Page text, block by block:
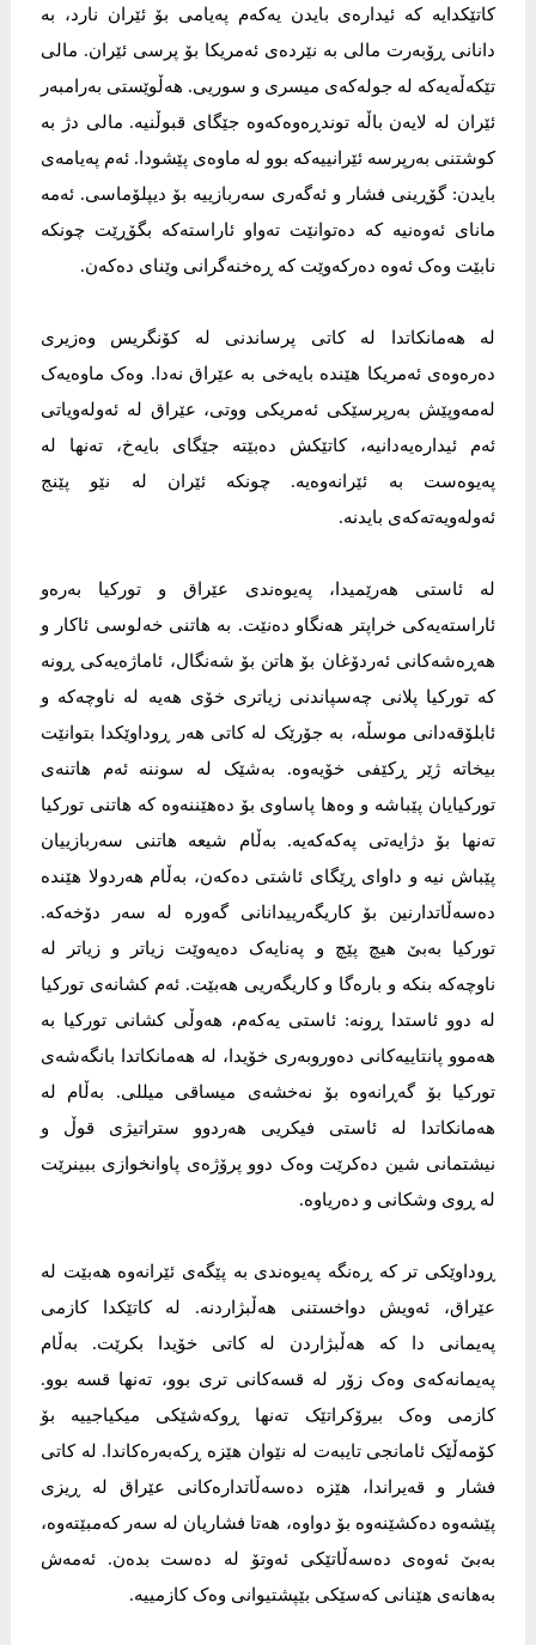
کاتێکدایە کە ئیدارەی بایدن یەکەم پەیامی بۆ ئێران نارد، بە
دانانی ڕۆبەرت مالی بە نێردەی ئەمریکا بۆ پرسی ئێران. مالی
تێکەڵەیەکە لە جولەکەی میسری و سوریی. هەڵوێستی بەرامبەر
ئێران لە لایەن باڵە توندڕەوەکەوە جێگای قبوڵنیە. مالی دژ بە
کوشتنی بەرپرسە ئێرانییەکە بوو لە ماوەی پێشودا. ئەم پەیامەی
بایدن: گۆڕینی فشار و ئەگەری سەربازییە بۆ دیپلۆماسی. ئەمە
مانای ئەوەنیە کە دەتوانێت تەواو ئاراستەکە بگۆڕێت چونکە
نابێت وەک ئەوە دەرکەوێت کە ڕەخنەگرانی وێنای دەکەن.
لە هەمانکاتدا لە کاتی پرساندنی لە کۆنگریس وەزیری
دەرەوەی ئەمریکا هێندە بایەخی بە عێراق نەدا. وەک ماوەیەک
لەمەوپێش بەرپرسێکی ئەمریکی ووتی، عێراق لە ئەولەویاتی
ئەم ئیدارەیەدانیە، کاتێکش دەبێتە جێگای بایەخ، تەنها لە
پەیوەست بە ئێرانەوەیە. چونکە ئێران لە نێو پێنج
ئەولەویەتەکەی بایدنە.
لە ئاستی هەرێمیدا، پەیوەندی عێراق و تورکیا بەرەو
ئاراستەیەکی خراپتر هەنگاو دەنێت. بە هاتنی خەلوسی ئاکار و
هەڕەشەکانی ئەردۆغان بۆ هاتن بۆ شەنگال، ئاماژەیەکی ڕونە
کە تورکیا پلانی چەسپاندنی زیاتری خۆی هەیە لە ناوچەکە و
ئابلۆقەدانی موسڵە، بە جۆرێک لە کاتی هەر ڕوداوێکدا بتوانێت
بیخاتە ژێر ڕکێفی خۆیەوە. بەشێک لە سوننە ئەم هاتنەی
تورکیایان پێباشە و وەها پاساوی بۆ دەهێننەوە کە هاتنی تورکیا
تەنها بۆ دژایەتی پەکەکەیە. بەڵام شیعە هاتنی سەربازییان
پێباش نیە و داوای ڕێگای ئاشتی دەکەن، بەڵام هەردولا هێندە
دەسەڵاتدارنین بۆ کاریگەرییدانانی گەورە لە سەر دۆخەکە.
تورکیا بەبێ هیچ پێچ و پەنایەک دەیەوێت زیاتر و زیاتر لە
ناوچەکە بنکە و بارەگا و کاریگەریی هەبێت. ئەم کشانەی تورکیا
لە دوو ئاستدا ڕونە: ئاستی یەکەم، هەوڵی کشانی تورکیا بە
هەموو پانتاییەکانی دەوروبەری خۆیدا، لە هەمانکاتدا بانگەشەی
تورکیا بۆ گەڕانەوە بۆ نەخشەی میساقی میللی. بەڵام لە
هەمانکاتدا لە ئاستی فیکریی هەردوو ستراتیژی قوڵ و
نیشتمانی شین دەکرێت وەک دوو پرۆژەی پاوانخوازی ببینرێت
لە ڕوی وشکانی و دەریاوە.
ڕوداوێکی تر کە ڕەنگە پەیوەندی بە پێگەی ئێرانەوە هەبێت لە
عێراق، ئەویش دواخستنی هەڵبژاردنە. لە کاتێکدا کازمی
پەیمانی دا کە هەڵبژاردن لە کاتی خۆیدا بکرێت. بەڵام
پەیمانەکەی وەک زۆر لە قسەکانی تری بوو، تەنها قسە بوو.
کازمی وەک بیرۆکراتێک تەنها ڕوکەشێکی میکیاجییە بۆ
کۆمەڵێک ئامانجی تایبەت لە نێوان هێزە ڕکەبەرەکاندا. لە کاتی
فشار و قەیراندا، هێزە دەسەڵاتدارەکانی عێراق لە ڕیزی
پێشەوە دەکشێنەوە بۆ دواوە، هەتا فشاریان لە سەر کەمبێتەوە،
بەبێ ئەوەی دەسەڵاتێکی ئەوتۆ لە دەست بدەن. ئەمەش
بەهانەی هێنانی کەسێکی بێپشتیوانی وەک کازمییە.